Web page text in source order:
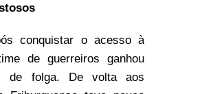
conquistar o acesso à
de guerreiros ganhou
de folga. De volta aos